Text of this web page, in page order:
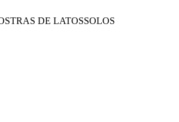
DE LATOSSOLOS